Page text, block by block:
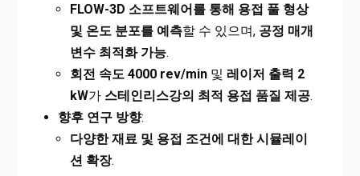
FLOW-3D 소프트웨어를 통해 용접 풀 형상
및 온도 분포를 예측할 수 있으며, 공정 매개
변수 최적화 가능.
회전 속도 4000 rev/min및 레이저 출력 2
kW가 스테인리스강의 최적 용접 품질 제공.
향후 연구 방향:
다양한 재료 및 용접 조건에 대한 시뮬레이
션 확장.